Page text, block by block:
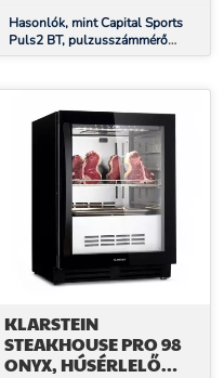
Hasonlók, mint Capital Sports
Puls2 BT, pulzusszámmérő
karkötő, BLE és ANT+,
pulzusszámos edzési zóna,
KLARSTEIN
STEAKHOUSE PRO 98
ONYX, HÚSÉRLELŐ